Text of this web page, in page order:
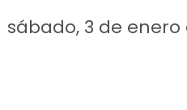
sábado, 3 de enero